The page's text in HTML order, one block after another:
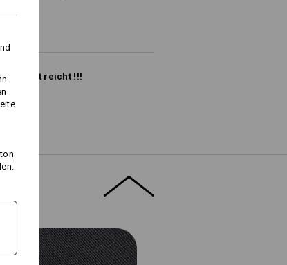
Vorrat reicht !!!